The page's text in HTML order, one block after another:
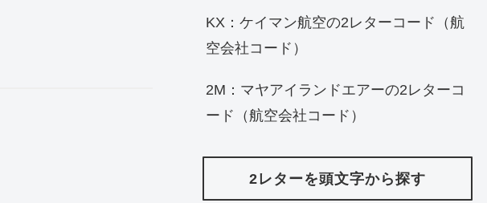
KX：ケイマン航空の2レターコード（航
空会社コード）
2M：マヤアイランドエアーの2レターコ
ード（航空会社コード）
2レターを頭文字から探す